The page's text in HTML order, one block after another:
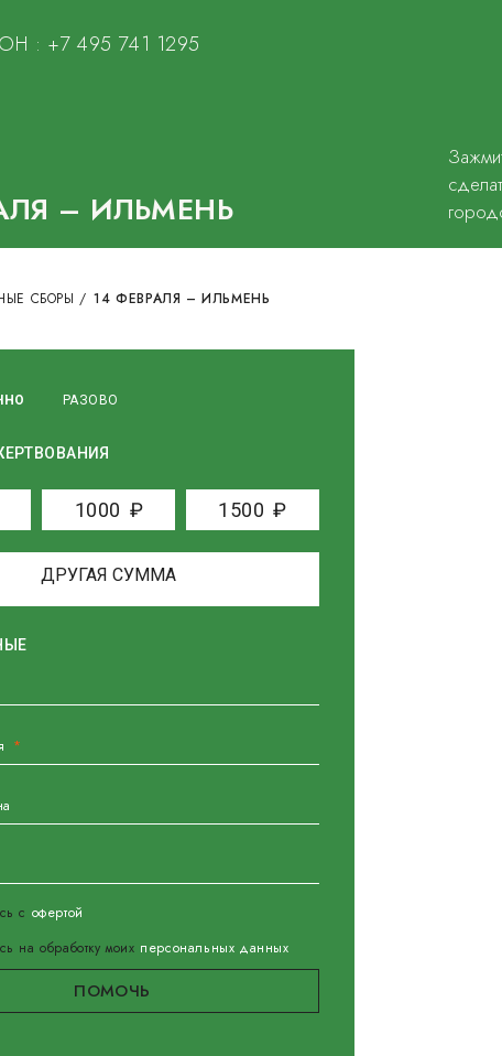
: +7 495 741 1295
– ИЛЬМЕНЬ
СБОРЫ / 14 ФЕВРАЛЯ – ИЛЬМЕНЬ
РАЗОВО
1000 ₽ 1500 ₽
с офертой
на обработку моих персональных данных